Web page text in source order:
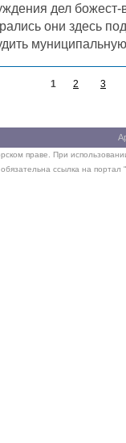
дел божест-
они здесь
1 2 3
праве. При
ссылка на